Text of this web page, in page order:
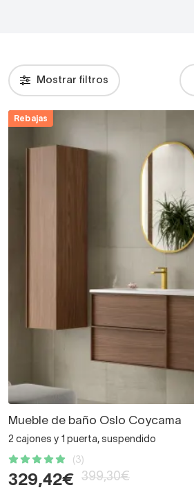
Mostrar filtros
Rebajas
Mueble de baño Oslo Coycama
2 cajones y 1 puerta, suspendido
(3)
329,42€ 399,30€